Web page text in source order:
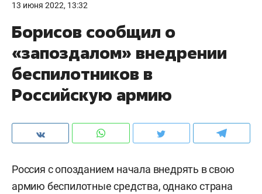
13 июня 2022, 13:32
Борисов сообщил о
«запоздалом» внедрении
беспилотников в
Российскую армию
Россия с опозданием начала внедрять в свою
армию беспилотные средства, однако страна